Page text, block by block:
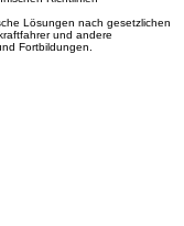
Lösungen nach gesetzlichen
und andere
Fortbildungen.